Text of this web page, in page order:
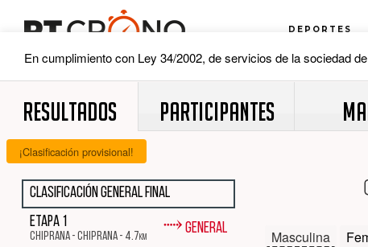
RESULTADOS PARTICIPANTES
¡Clasificación provisional!
Clasificación general final
Etapa 1
CHIPRANA - CHIPRANA - 4.7km ⤑ General Masculina